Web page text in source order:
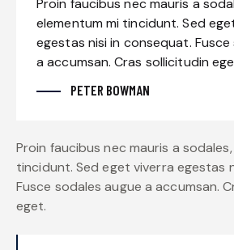
Proin faucibus nec mauris a
elementum mi tincidunt. Sed
egestas nisi in consequat.
a accumsan. Cras sollicitudin
PETER BOWMAN
Proin faucibus nec mauris a
tincidunt. Sed eget viverra egestas
Fusce sodales augue a accumsan.
eget.